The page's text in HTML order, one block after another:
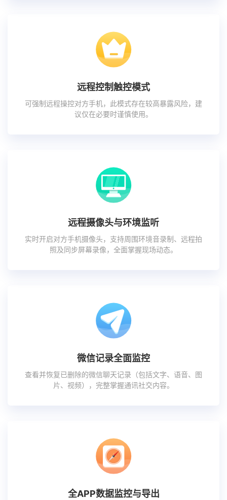
远程控制触控模式
可强制远程操控对方手机，此模式存在较高暴露风险，建
议仅在必要时谨慎使用。
远程摄像头与环境监听
实时开启对方手机摄像头，支持周围环境音录制、远程拍
照及同步屏幕录像，全面掌握现场动态。
微信记录全面监控
查看并恢复已删除的微信聊天记录（包括文字、语音、图
片、视频），完整掌握通讯社交内容。
全APP数据监控与导出